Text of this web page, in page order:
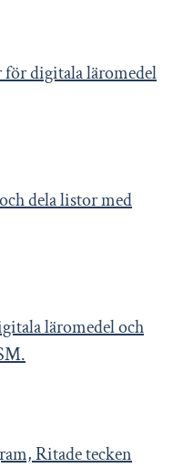
för digitala läromedel
dela listor med
läromedel och
Ritade tecken